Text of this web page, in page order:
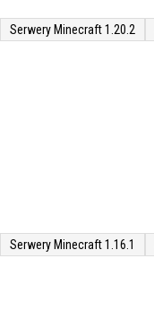
Serwery Minecraft 1.20.2
Serwery Minecraft 1.16.1